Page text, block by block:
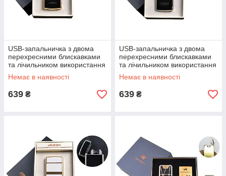
USB-запальничка з двома
перехресними блискавками
та лічильником використання
Електроімпульсна
Немає в наявності
639 ₴
USB-запальничка з двома
перехресними блискавками
та лічильником використання
Електроімпульсна
Немає в наявності
639 ₴